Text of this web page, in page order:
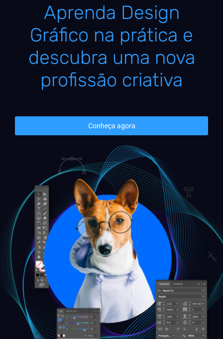
Aprenda Design
Gráfico na prática e
descubra uma nova
profissão criativa
Conheça agora